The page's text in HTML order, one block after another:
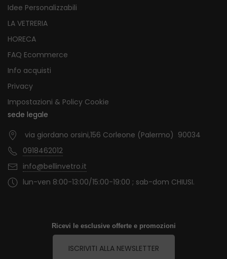
Idee Personalizzabili
LA VETRERIA
HORECA
FAQ Ecommerce
Info acquisti
Privacy
Impostazioni & Policy Cookie
sede legale
via giordano orsini,156 Corleone (Palermo) 90034
0918462012
info@bellinvetro.it
lun-ven 8:00-13:00/15:00-19:00 ; sab-dom CHIUSI.
Ricevi le esclusive offerte e promozioni
ISCRIVITI ALLA NEWSLETTER